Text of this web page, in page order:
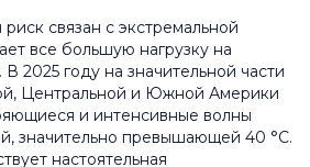
связан с экстремальной
все большую нагрузку на
2025 году на значительной части
Центральной и Южной Америки
и интенсивные волны
значительно превышающей 40 °C.
настоятельная